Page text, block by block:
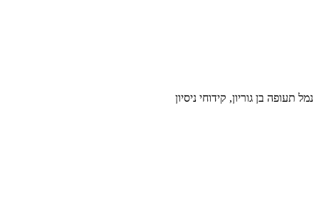
נמל תעופה בן גוריון, קידוחי ניסיון